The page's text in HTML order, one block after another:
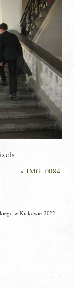
« IMG_0084
w Krakowie 2022